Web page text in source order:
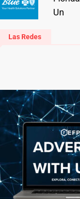
Un
Las Redes